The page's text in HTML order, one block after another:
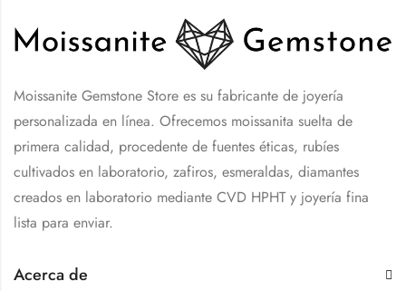
Moissanite Gemstone Store es su fabricante de joyería
personalizada en línea. Ofrecemos moissanita suelta de
primera calidad, procedente de fuentes éticas, rubíes
cultivados en laboratorio, zafiros, esmeraldas, diamantes
creados en laboratorio mediante CVD HPHT y joyería fina
lista para enviar.
Acerca de